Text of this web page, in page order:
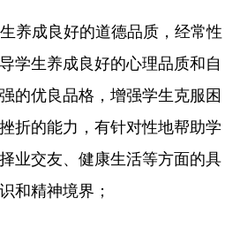
养成良好的道德品质，经常性
学生养成良好的心理品质和自
的优良品格，增强学生克服困
折的能力，有针对性地帮助学
业交友、健康生活等方面的具
和精神境界；